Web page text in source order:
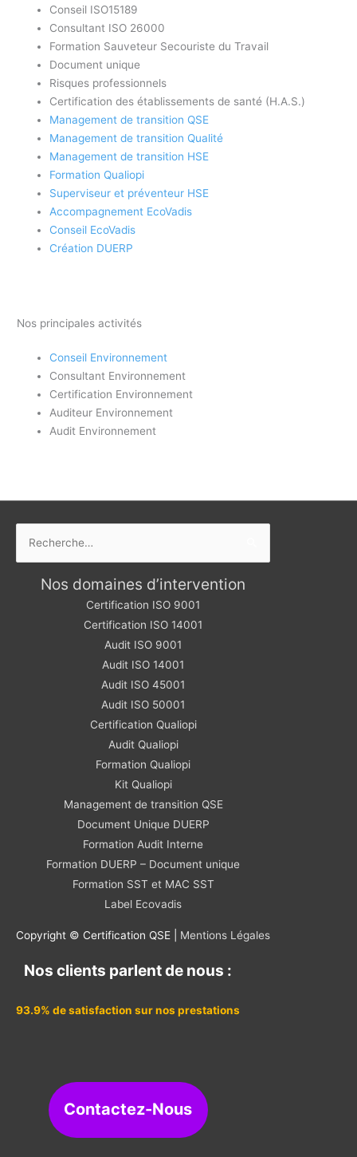
Conseil ISO15189
Consultant ISO 26000
Formation Sauveteur Secouriste du Travail
Document unique
Risques professionnels
Certification des établissements de santé (H.A.S.)
Management de transition QSE
Management de transition Qualité
Management de transition HSE
Formation Qualiopi
Superviseur et préventeur HSE
Accompagnement EcoVadis
Conseil EcoVadis
Création DUERP
Nos principales activités
Conseil Environnement
Consultant Environnement
Certification Environnement
Auditeur Environnement
Audit Environnement
Nos domaines d’intervention
Certification ISO 9001
Certification ISO 14001
Audit ISO 9001
Audit ISO 14001
Audit ISO 45001
Audit ISO 50001
Certification Qualiopi
Audit Qualiopi
Formation Qualiopi
Kit Qualiopi
Management de transition QSE
Document Unique DUERP
Formation Audit Interne
Formation DUERP – Document unique
Formation SST et MAC SST
Label Ecovadis
Copyright © Certification QSE | Mentions Légales
Nos clients parlent de nous :
93.9% de satisfaction sur nos prestations
Contactez-Nous